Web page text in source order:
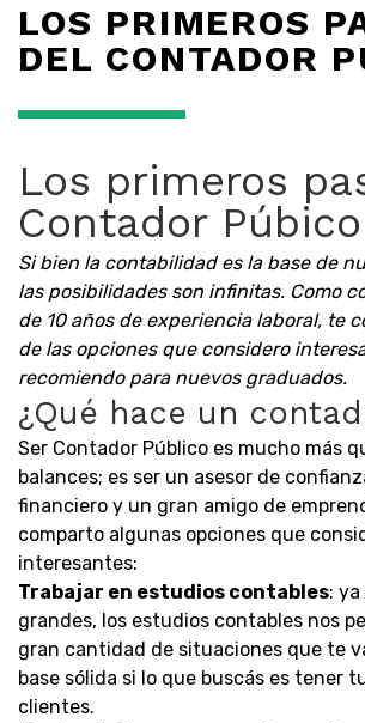
LOS PRIMEROS
DEL CONTADOR
Los primeros
Contador Púbico
Si bien la contabilidad es la base de
las posibilidades son infinitas. Como
de 10 años de experiencia laboral, te
de las opciones que considero
recomiendo para nuevos graduados.
¿Qué hace un
Ser Contador Público es mucho más
balances; es ser un asesor de
financiero y un gran amigo de
comparto algunas opciones que
interesantes:
Trabajar en estudios contables:
grandes, los estudios contables nos
gran cantidad de situaciones que te
base sólida si lo que buscás es tener
clientes.